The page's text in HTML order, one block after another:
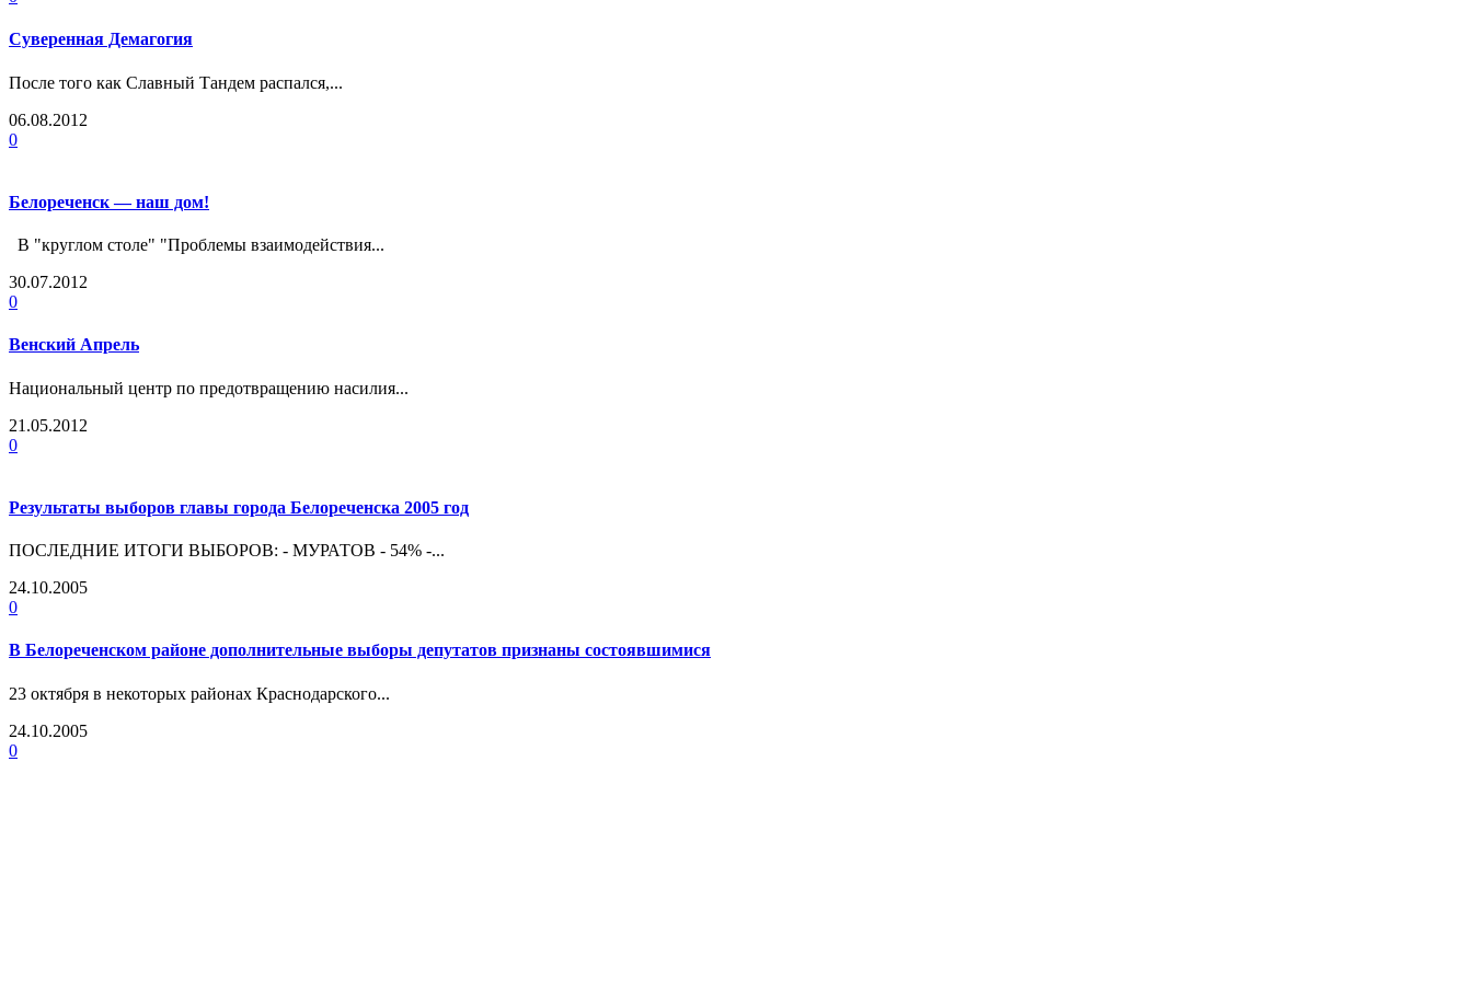
Суверенная Демагогия
После того как Славный Тандем распался,...
06.08.2012
0
Белореченск — наш дом!
В "круглом столе" "Проблемы взаимодействия...
30.07.2012
0
Венский Апрель
Национальный центр по предотвращению насилия...
21.05.2012
0
Результаты выборов главы города Белореченска 2005 год
ПОСЛЕДНИЕ ИТОГИ ВЫБОРОВ: - МУРАТОВ - 54% -...
24.10.2005
0
В Белореченском районе дополнительные выборы депутатов признаны состоявшимися
23 октября в некоторых районах Краснодарского...
24.10.2005
0